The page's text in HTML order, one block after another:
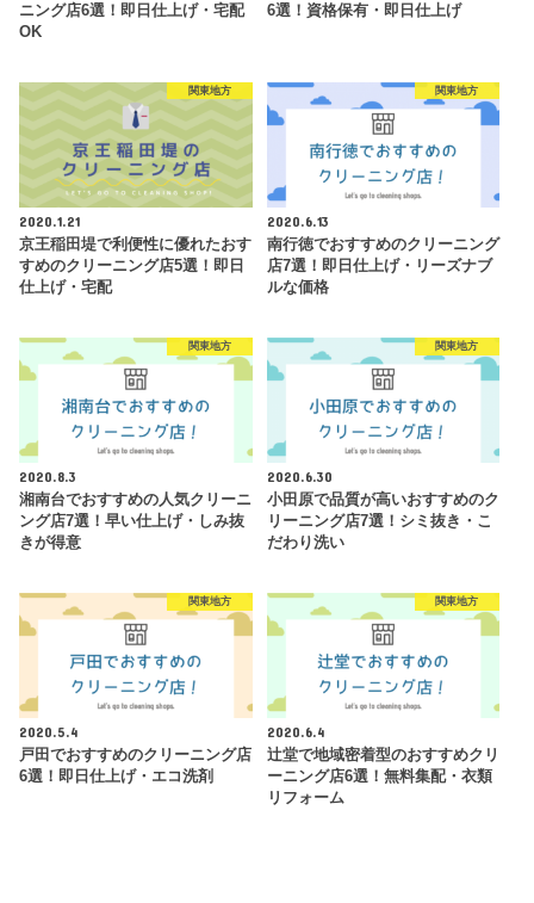
ニング店6選！即日仕上げ・宅配
OK
6選！資格保有・即日仕上げ
関東地方
2020.1.21
京王稲田堤で利便性に優れたおす
すめのクリーニング店5選！即日
仕上げ・宅配
関東地方
2020.6.13
南行徳でおすすめのクリーニング
店7選！即日仕上げ・リーズナブ
ルな価格
関東地方
2020.8.3
湘南台でおすすめの人気クリーニ
ング店7選！早い仕上げ・しみ抜
きが得意
関東地方
2020.6.30
小田原で品質が高いおすすめのク
リーニング店7選！シミ抜き・こ
だわり洗い
関東地方
2020.5.4
戸田でおすすめのクリーニング店
6選！即日仕上げ・エコ洗剤
関東地方
2020.6.4
辻堂で地域密着型のおすすめクリ
ーニング店6選！無料集配・衣類
リフォーム